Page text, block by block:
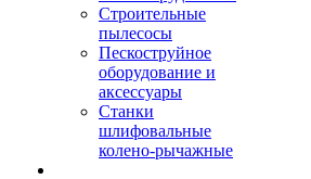
Строительные
пылесосы
Пескоструйное
оборудование и
аксессуары
Станки
шлифовальные
колено-рычажные